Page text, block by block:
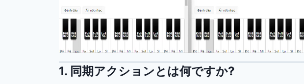
1. 同期アクションとは何ですか?